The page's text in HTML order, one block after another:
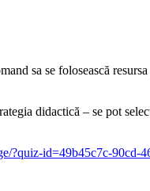
sa se folosească
didactică – se pot
?quiz-id=49b45c7c-90cd-